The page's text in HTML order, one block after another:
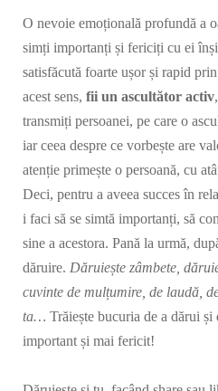
O nevoie emoțională profundă a
simți importanți și fericiți cu ei
satisfăcută foarte ușor și rapid
acest sens, fii un ascultător activ
transmiți persoanei, pe care o
iar ceea despre ce vorbește are
atenție primește o persoană, cu
Deci, pentru a aveea succes în
i faci să se simtă importanți, să
sine a acestora. Pană la urmă,
dăruire. Dăruiește zâmbete,
cuvinte de mulțumire, de laudă,
ta… Trăiește bucuria de a dărui și
important și mai fericit!